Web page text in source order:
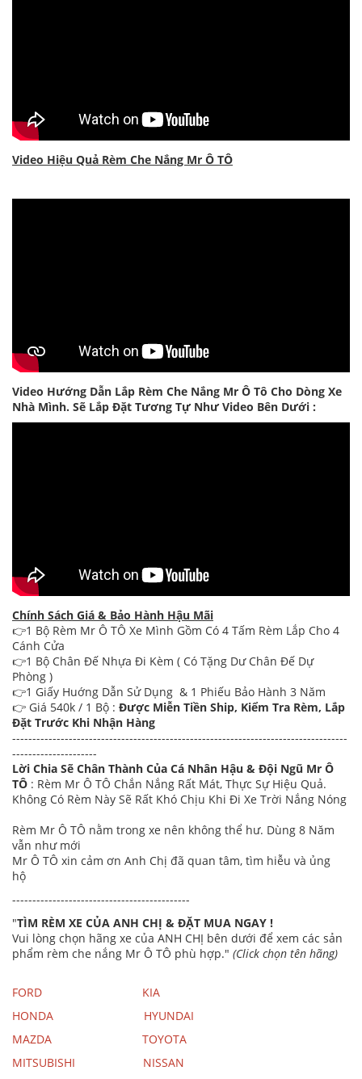
Video Hiệu Quả Rèm Che Nắng Mr Ô TÔ
Video Hướng Dẫn Lắp Rèm Che Nắng Mr Ô Tô Cho Dòng Xe
Nhà Mình. Sẽ Lắp Đặt Tương Tự Như Video Bên Dưới :
Chính Sách Giá & Bảo Hành Hậu Mãi
👉1 Bộ Rèm Mr Ô TÔ Xe Mình Gồm Có 4 Tấm Rèm Lắp Cho 4
Cánh Cửa
👉1 Bộ Chân Đế Nhựa Đi Kèm ( Có Tặng Dư Chân Đế Dự
Phòng )
👉1 Giấy Huớng Dẫn Sử Dụng & 1 Phiếu Bảo Hành 3 Năm
👉 Giá 540k / 1 Bộ : Được Miễn Tiền Ship, Kiểm Tra Rèm, Lắp
Đặt Trước Khi Nhận Hàng
-----------------------------------------------------------------------------------
---------------------
Lời Chia Sẽ Chân Thành Của Cá Nhân Hậu & Đội Ngũ Mr Ô
TÔ : Rèm Mr Ô TÔ Chắn Nắng Rất Mát, Thực Sự Hiệu Quả.
Không Có Rèm Này Sẽ Rất Khó Chịu Khi Đi Xe Trời Nắng Nóng
Rèm Mr Ô TÔ nằm trong xe nên không thể hư. Dùng 8 Năm
vẫn như mới
Mr Ô TÔ xin cảm ơn Anh Chị đã quan tâm, tìm hiễu và ủng
hộ
--------------------------------------------
"TÌM RÈM XE CỦA ANH CHỊ & ĐẶT MUA NGAY !
Vui lòng chọn hãng xe của ANH CHỊ bên dưới để xem các sản
phẩm rèm che nắng Mr Ô TÔ phù hợp." (Click chọn tên hãng)
FORD
KIA
HONDA
HYUNDAI
MAZDA
TOYOTA
MITSUBISHI
NISSAN